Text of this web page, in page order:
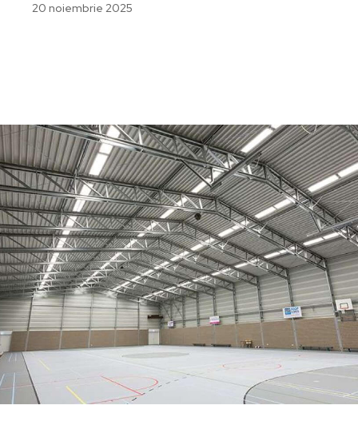
20 noiembrie 2025